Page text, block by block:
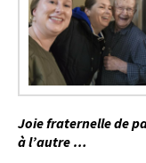
Joie fraternelle de
à l’autre …